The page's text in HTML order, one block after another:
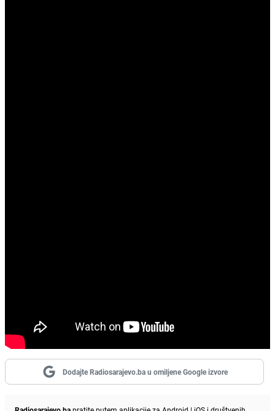
Dodajte Radiosarajevo.ba u omiljene Google izvore